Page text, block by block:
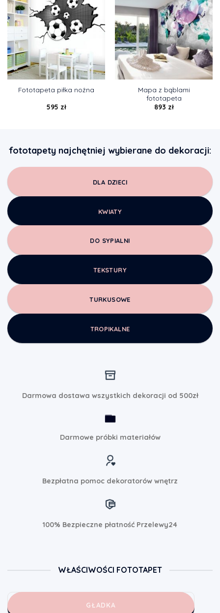
Fototapeta piłka nożna
595 zł
Mapa z bąblami
fototapeta
893 zł
fototapety najchętniej wybierane do dekoracji:
DLA DZIECI
KWIATY
DO SYPIALNI
TEKSTURY
TURKUSOWE
TROPIKALNE
Darmowa dostawa wszystkich dekoracji od 500zł
Darmowe próbki materiałów
Bezpłatna pomoc dekoratorów wnętrz
100% Bezpieczne płatność Przelewy24
WŁAŚCIWOŚCI FOTOTAPET
GŁADKA